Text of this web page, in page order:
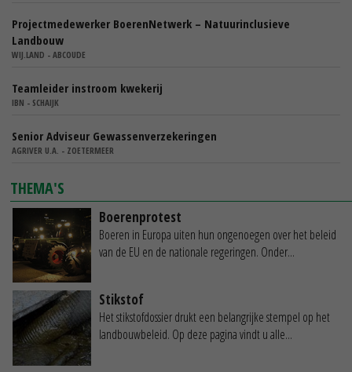
Projectmedewerker BoerenNetwerk – Natuurinclusieve
Landbouw
WIJ.LAND - ABCOUDE
Teamleider instroom kwekerij
IBN - SCHAIJK
Senior Adviseur Gewassenverzekeringen
AGRIVER U.A. - ZOETERMEER
THEMA'S
Boerenprotest
Boeren in Europa uiten hun ongenoegen over het beleid
van de EU en de nationale regeringen. Onder...
Stikstof
Het stikstofdossier drukt een belangrijke stempel op het
landbouwbeleid. Op deze pagina vindt u alle...